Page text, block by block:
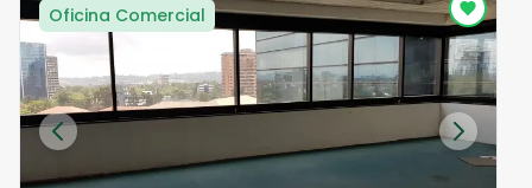
Oficina Comercial